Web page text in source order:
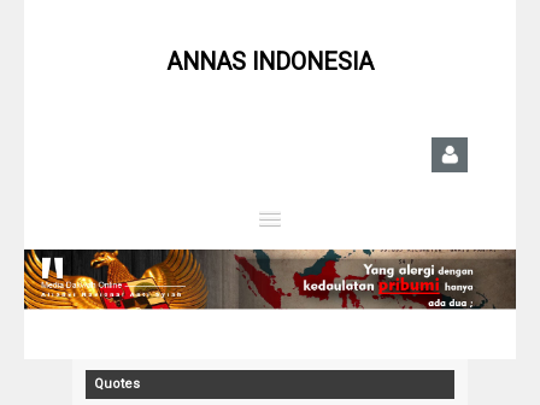
ANNAS INDONESIA
Close
Home
Quotes